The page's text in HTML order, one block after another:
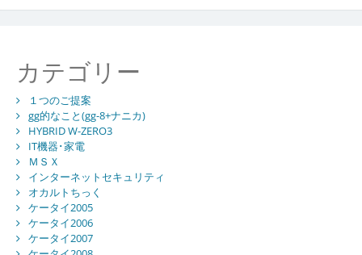
カテゴリー
１つのご提案
gg的なこと(gg-8+ナニカ)
HYBRID W-ZERO3
IT機器･家電
ＭＳＸ
インターネットセキュリティ
オカルトちっく
ケータイ2005
ケータイ2006
ケータイ2007